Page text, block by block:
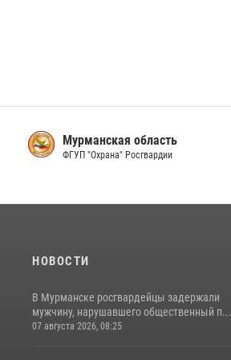
Мурманская область
ФГУП "Охрана" Росгвардии
НОВОСТИ
В Мурманске росгвардейцы задержали
мужчину, нарушавшего общественный п...
07 августа 2026, 08:25